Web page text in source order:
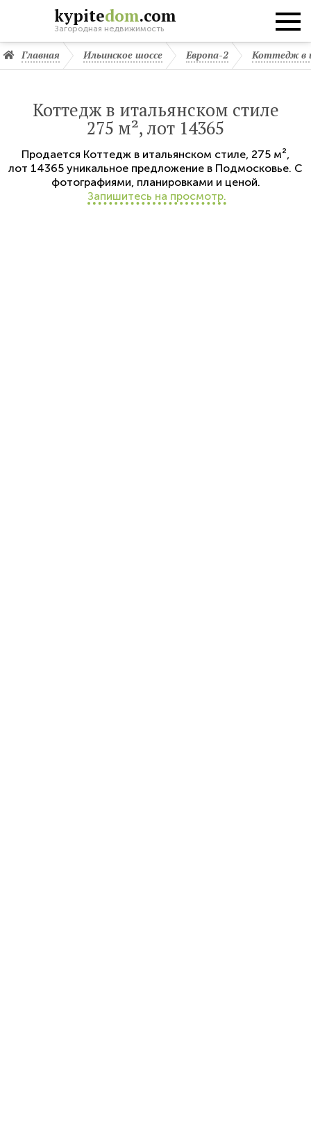
kypitedom.com
Загородная недвижимость
Главная Ильинское шоссе Европа-2 Коттедж в
Коттедж в итальянском стиле
275 м², лот 14365
Продается Коттедж в итальянском стиле, 275 м²,
лот 14365 уникальное предложение в Подмосковье. С
фотографиями, планировками и ценой.
Запишитесь на просмотр.